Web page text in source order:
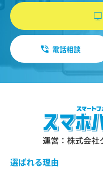
電話相談
運営：株式会社
選ばれる理由